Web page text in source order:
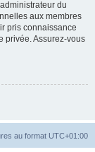
du
aux membres
pris connaissance
privée. Assurez-vous
au format UTC+01:00